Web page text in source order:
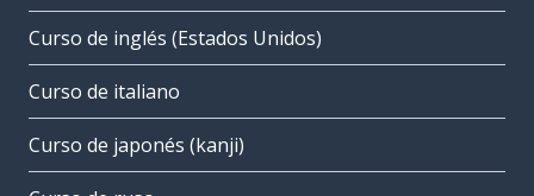
Curso de inglés (Estados Unidos)
Curso de italiano
Curso de japonés (kanji)